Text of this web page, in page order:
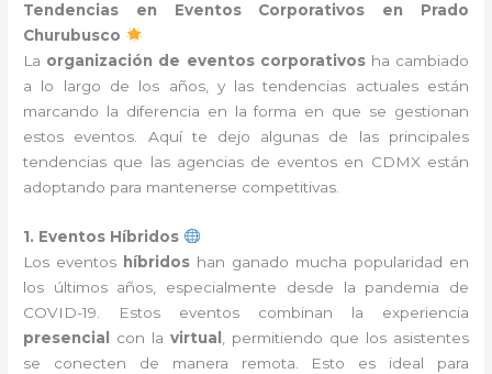
Tendencias en Eventos Corporativos en Prado
Churubusco
La organización de eventos corporativosha cambiado
a lo largo de los años, y las tendencias actuales están
marcando la diferencia en la forma en que se gestionan
estos eventos. Aquí te dejo algunas de las principales
tendencias que las agencias de eventos en CDMX están
adoptando para mantenerse competitivas.
1. Eventos Híbridos
Los eventos híbridos han ganado mucha popularidad en
los últimos años, especialmente desde la pandemia de
COVID-19. Estos eventos combinan la experiencia
presencial
con lavirtual
, permitiendo que los asistentes
se conecten de manera remota. Esto es ideal para